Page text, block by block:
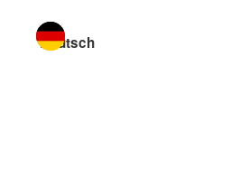
Sprache wechseln zu